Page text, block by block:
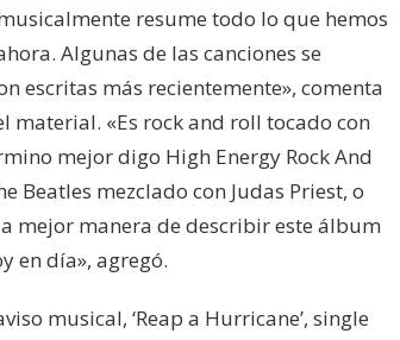
resume todo lo que hemos
Algunas de las canciones se
escritas más recientemente», comenta
material. «Es rock and roll tocado con
mejor digo High Energy Rock And
Beatles mezclado con Judas Priest, o
mejor manera de describir este álbum
en día», agregó.
musical, ‘Reap a Hurricane’, single